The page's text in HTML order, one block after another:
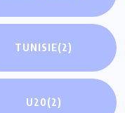
TUNISIE(2)
U20(2)